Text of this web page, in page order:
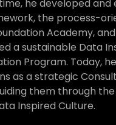
he developed
the process-
Academy,
a sustainable Data
Program. Today,
as a strategic
them through
Inspired Culture.